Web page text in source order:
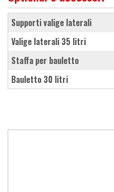
supporti valige laterali
valige laterali 35 litri
staffa per bauletto
bauletto 30 litri